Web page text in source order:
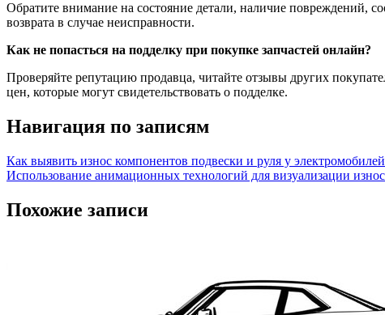
Обратите внимание на состояние детали, наличие повреждений,
возврата в случае неисправности.
Как не попасться на подделку при покупке запчастей онлайн?
Проверяйте репутацию продавца, читайте отзывы других
цен, которые могут свидетельствовать о подделке.
Навигация по записям
Как выявить износ компонентов подвески и руля у
Использование анимационных технологий для визуализации
Похожие записи